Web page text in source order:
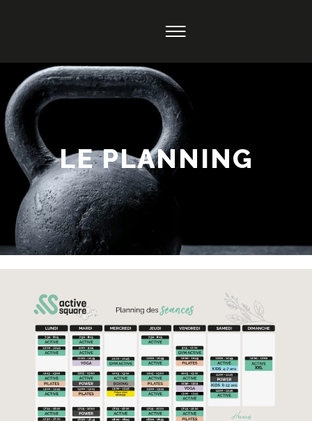
LE PLANNING